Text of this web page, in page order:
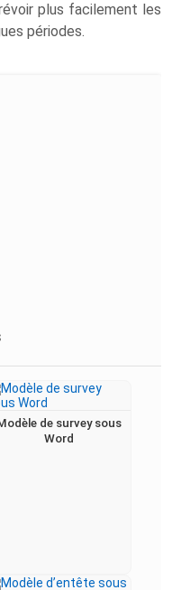
plus facilement les
périodes.
de survey sous
Word